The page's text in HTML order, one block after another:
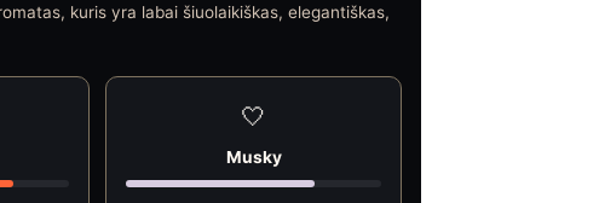
kuris yra labai šiuolaikiškas, elegantiškas,
🤍
Musky